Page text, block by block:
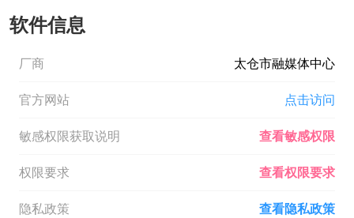
软件信息
厂商 太仓市融媒体中心
官方网站 点击访问
敏感权限获取说明 查看敏感权限
权限要求 查看权限要求
隐私政策 查看隐私政策